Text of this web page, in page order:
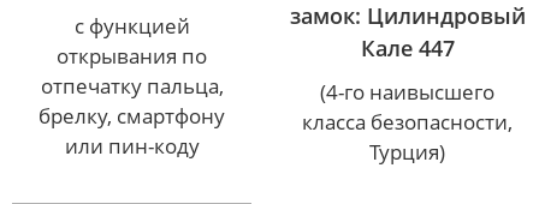
с функцией
открывания по
отпечатку пальца,
брелку, смартфону
или пин-коду
замок: Цилиндровый
Кале 447
(4-го наивысшего
класса безопасности,
Турция)